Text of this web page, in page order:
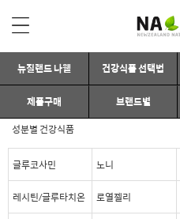
뉴질랜드 나웰 건강식품 선택법
제품구매 브랜드별
성분별 건강식품
글루코사민 노니
레시틴/글루타치온 로열젤리